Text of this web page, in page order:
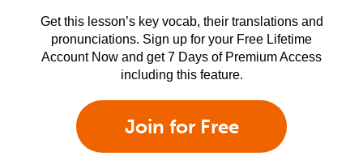
Get this lesson’s key vocab, their translations and
pronunciations. Sign up for your Free Lifetime
Account Now and get 7 Days of Premium Access
including this feature.
Join for Free